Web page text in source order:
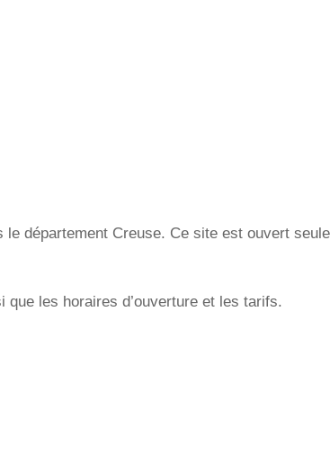
département Creuse. Ce site est ouvert
les horaires d’ouverture et les tarifs.